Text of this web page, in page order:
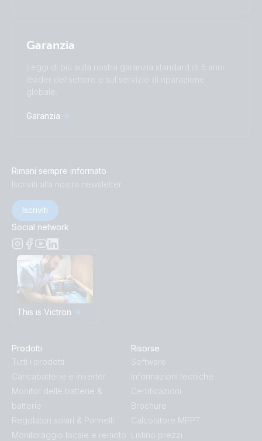
Garanzia
Leggi di più sulla nostra garanzia standard di 5 anni
leader del settore e sul servizio di riparazione
globale.
Garanzia
Rimani sempre informato
Iscriviti alla nostra newsletter
Iscriviti
Social network
This is Victron
Prodotti
Tutti i prodotti
Caricabatterie e inverter
Monitor delle batterie &
batterie
Regolatori solari & Pannelli
Monitoraggio locale e remoto
Risorse
Software
Informazioni tecniche
Certificazioni
Brochure
Calcolatore MPPT
Listino prezzi